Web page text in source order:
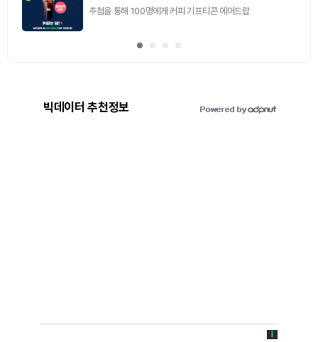
추첨을 통해 100명에게 커피 기프티콘 에어드랍
빅데이터 추천정보